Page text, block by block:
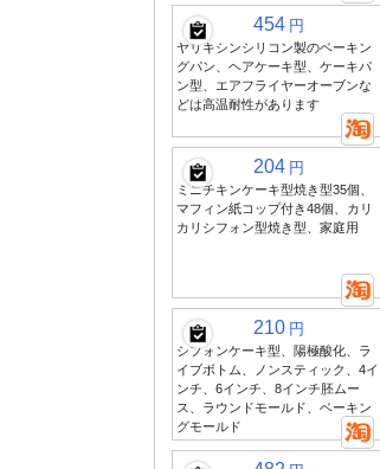
454 円
ヤリキシンシリコン製のベーキン
グパン、ヘアケーキ型、ケーキパ
ン型、エアフライヤーオーブンな
どは高温耐性があります
204 円
ミニチキンケーキ型焼き型35個、
マフィン紙コップ付き48個、カリ
カリシフォン型焼き型、家庭用
210 円
シフォンケーキ型、陽極酸化、ラ
イブボトム、ノンスティック、4イ
ンチ、6インチ、8インチ胚ムー
ス、ラウンドモールド、ベーキン
グモールド